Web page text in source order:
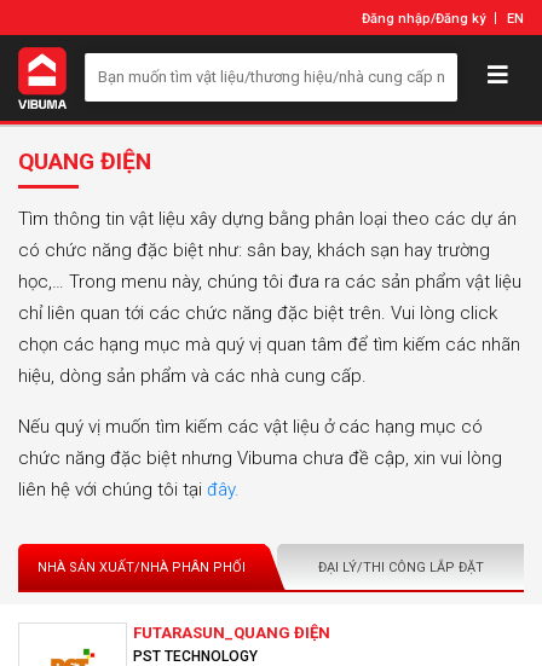
Đăng nhập/Đăng ký EN
QUANG ĐIỆN
Tìm thông tin vật liệu xây dựng bằng phân loại theo các dự án
có chức năng đặc biệt như: sân bay, khách sạn hay trường
học,… Trong menu này, chúng tôi đưa ra các sản phẩm vật liệu
chỉ liên quan tới các chức năng đặc biệt trên. Vui lòng click
chọn các hạng mục mà quý vị quan tâm để tìm kiếm các nhãn
hiệu, dòng sản phẩm và các nhà cung cấp.
Nếu quý vị muốn tìm kiếm các vật liệu ở các hạng mục có
chức năng đặc biệt nhưng Vibuma chưa đề cập, xin vui lòng
liên hệ với chúng tôi tại đây.
NHÀ SẢN XUẤT/NHÀ PHÂN PHỐI ĐẠI LÝ/THI CÔNG LẮP ĐẶT
FUTARASUN_QUANG ĐIỆN
PST TECHNOLOGY